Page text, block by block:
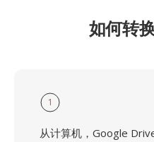
如何转
1
从计算机，Google